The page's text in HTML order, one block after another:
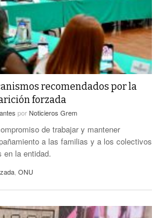
recomendados por la
forzada
porNoticieros Grem
de trabajar y mantener
a las familias y a los colectivos
en la entidad.
ONU